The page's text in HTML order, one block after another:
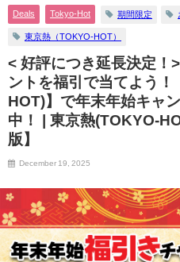
Deals
Tokyo-Hot 期間限定
東京熱（TOKYO-HOT）
< 好評につき延長決定！
ントを福引で当てよう
HOT)】で年末年始キャ
中！ | 東京熱(TOKYO-
版】
December 19, 2025